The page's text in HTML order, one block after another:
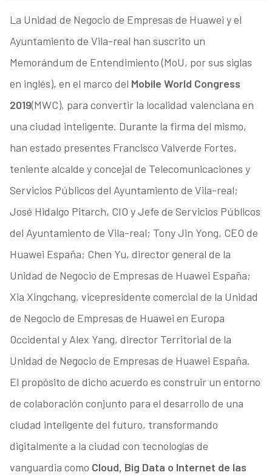
La Unidad de Negocio de Empresas de Huawei y el
Ayuntamiento de Vila-real han suscrito un
Memorándum de Entendimiento (MoU, por sus siglas
en inglés), en el marco del Mobile World Congress
2019(MWC), para convertir la localidad valenciana en
una ciudad inteligente. Durante la firma del mismo,
han estado presentes Francisco Valverde Fortes,
teniente alcalde y concejal de Telecomunicaciones y
Servicios Públicos del Ayuntamiento de Vila-real;
José Hidalgo Pitarch, CIO y Jefe de Servicios Públicos
del Ayuntamiento de Vila-real; Tony Jin Yong, CEO de
Huawei España; Chen Yu, director general de la
Unidad de Negocio de Empresas de Huawei España;
Xia Xingchang, vicepresidente comercial de la Unidad
de Negocio de Empresas de Huawei en Europa
Occidental y Alex Yang, director Territorial de la
Unidad de Negocio de Empresas de Huawei España.
El propósito de dicho acuerdo es construir un entorno
de colaboración conjunto para el desarrollo de una
ciudad inteligente del futuro, transformando
digitalmente a la ciudad con tecnologías de
vanguardia como Cloud, Big Data o Internet de las